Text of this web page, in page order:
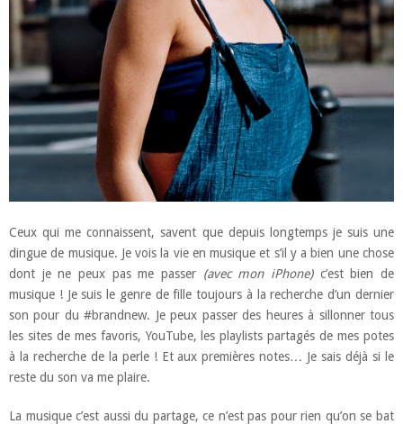
Ceux qui me connaissent, savent que depuis longtemps je suis une
dingue de musique. Je vois la vie en musique et s’il y a bien une chose
dont je ne peux pas me passer (avec mon iPhone)c’est bien de
musique ! Je suis le genre de fille toujours à la recherche d’un dernier
son pour du #brandnew. Je peux passer des heures à sillonner tous
les sites de mes favoris, YouTube, les playlists partagés de mes potes
à la recherche de la perle ! Et aux premières notes… Je sais déjà si le
reste du son va me plaire.
La musique c’est aussi du partage, ce n’est pas pour rien qu’on se bat